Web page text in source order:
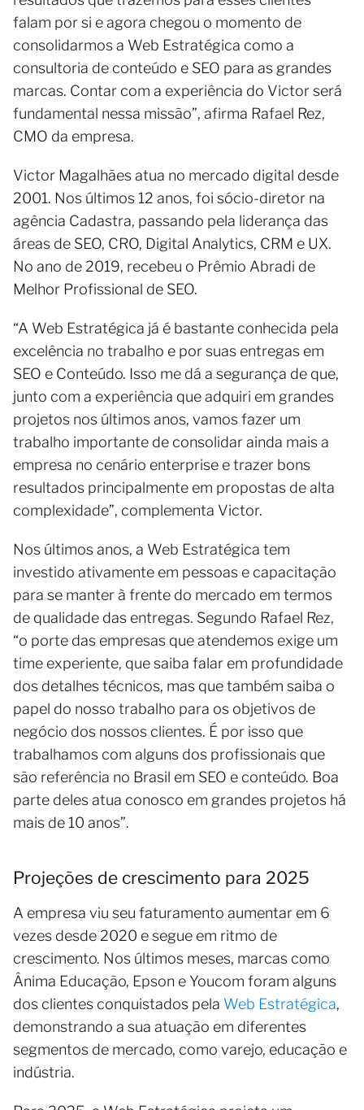
falam por si e agora chegou o momento de
consolidarmos a Web Estratégica como a
consultoria de conteúdo e SEO para as grandes
marcas. Contar com a experiência do Victor será
fundamental nessa missão”, afirma Rafael Rez,
CMO da empresa.
Victor Magalhães atua no mercado digital desde
2001. Nos últimos 12 anos, foi sócio-diretor na
agência Cadastra, passando pela liderança das
áreas de SEO, CRO, Digital Analytics, CRM e UX.
No ano de 2019, recebeu o Prêmio Abradi de
Melhor Profissional de SEO.
“A Web Estratégica já é bastante conhecida pela
excelência no trabalho e por suas entregas em
SEO e Conteúdo. Isso me dá a segurança de que,
junto com a experiência que adquiri em grandes
projetos nos últimos anos, vamos fazer um
trabalho importante de consolidar ainda mais a
empresa no cenário enterprise e trazer bons
resultados principalmente em propostas de alta
complexidade”, complementa Victor.
Nos últimos anos, a Web Estratégica tem
investido ativamente em pessoas e capacitação
para se manter à frente do mercado em termos
de qualidade das entregas. Segundo Rafael Rez,
“o porte das empresas que atendemos exige um
time experiente, que saiba falar em profundidade
dos detalhes técnicos, mas que também saiba o
papel do nosso trabalho para os objetivos de
negócio dos nossos clientes. É por isso que
trabalhamos com alguns dos profissionais que
são referência no Brasil em SEO e conteúdo. Boa
parte deles atua conosco em grandes projetos há
mais de 10 anos”.
Projeções de crescimento para 2025
A empresa viu seu faturamento aumentar em 6
vezes desde 2020 e segue em ritmo de
crescimento. Nos últimos meses, marcas como
Ânima Educação, Epson e Youcom foram alguns
dos clientes conquistados pela Web Estratégica,
demonstrando a sua atuação em diferentes
segmentos de mercado, como varejo, educação e
indústria.